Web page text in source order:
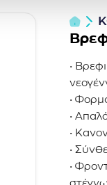
•
•
•
•
•
•